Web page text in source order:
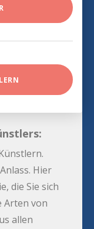
Hier
die Sie sich
Arten von
allen